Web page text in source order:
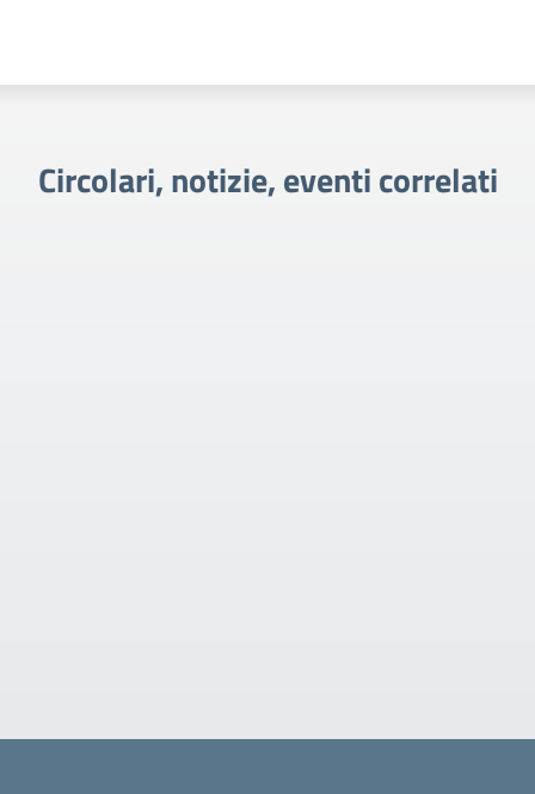
Circolari, notizie, eventi correlati